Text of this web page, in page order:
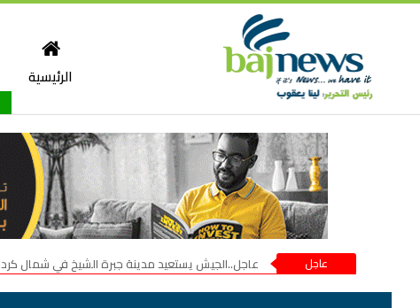
الرئيسية
عاجل عاجل..الجيش يستعيد مدينة جبرة الشيخ في شمال